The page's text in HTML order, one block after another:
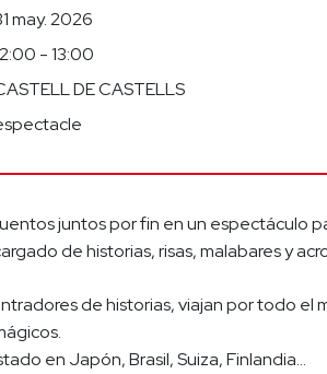
may. 2026
- 13:00
DE CASTELLS
juntos por fin en un espectáculo
de historias, risas, malabares y
de historias, viajan por todo el
en Japón, Brasil, Suiza, Finlandia…